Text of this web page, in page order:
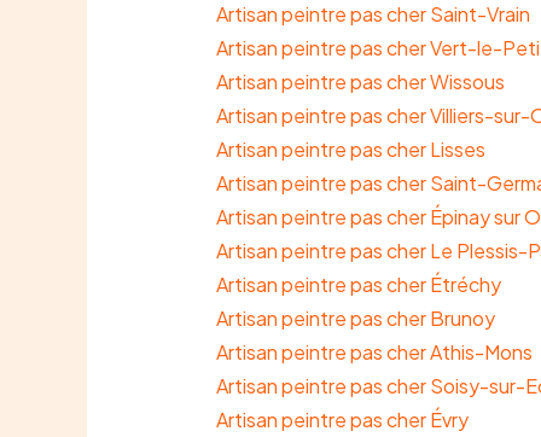
Artisan peintre pas cher Saint-Vrain
Artisan peintre pas cher Vert-le-
Artisan peintre pas cher Wissous
Artisan peintre pas cher Villiers-sur-
Artisan peintre pas cher Lisses
Artisan peintre pas cher Saint-
Artisan peintre pas cher Épinay sur
Artisan peintre pas cher Le Plessis-
Artisan peintre pas cher Étréchy
Artisan peintre pas cher Brunoy
Artisan peintre pas cher Athis-Mons
Artisan peintre pas cher Soisy-sur-
Artisan peintre pas cher Évry